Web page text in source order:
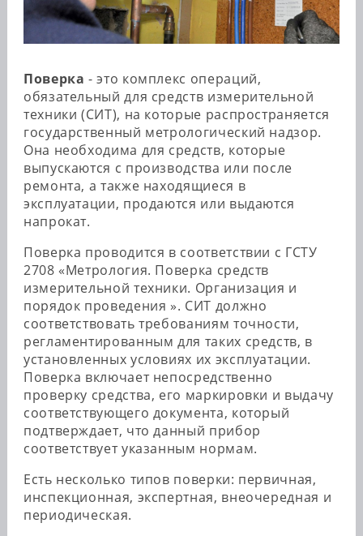
Поверка - это комплекс операций,
обязательный для средств измерительной
техники (СИТ), на которые распространяется
государственный метрологический надзор.
Она необходима для средств, которые
выпускаются с производства или после
ремонта, а также находящиеся в
эксплуатации, продаются или выдаются
напрокат.
Поверка проводится в соответствии с ГСТУ
2708 «Метрология. Поверка средств
измерительной техники. Организация и
порядок проведения ». СИТ должно
соответствовать требованиям точности,
регламентированным для таких средств, в
установленных условиях их эксплуатации.
Поверка включает непосредственно
проверку средства, его маркировки и выдачу
соответствующего документа, который
подтверждает, что данный прибор
соответствует указанным нормам.
Есть несколько типов поверки: первичная,
инспекционная, экспертная, внеочередная и
периодическая.